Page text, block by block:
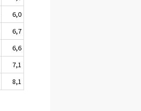
6,0
6,7
6,6
7,1
8,1